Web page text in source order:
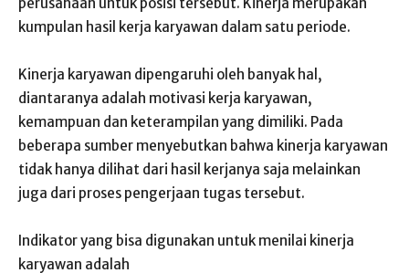
kumpulan hasil kerja karyawan dalam satu periode.
Kinerja karyawan dipengaruhi oleh banyak hal,
diantaranya adalah motivasi kerja karyawan,
kemampuan dan keterampilan yang dimiliki. Pada
beberapa sumber menyebutkan bahwa kinerja karyawan
tidak hanya dilihat dari hasil kerjanya saja melainkan
juga dari proses pengerjaan tugas tersebut.
Indikator yang bisa digunakan untuk menilai kinerja
karyawan adalah